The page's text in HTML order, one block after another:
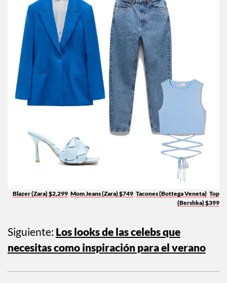
Blazer (Zara) $2,299 Mom Jeans (Zara) $749 Tacones (Bottega Veneta) Top
(Bershka) $399
Siguiente: Los looks de las celebs que
necesitas como inspiración para el verano